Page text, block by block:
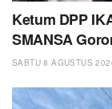
Ketum DPP
SMANSA
SABTU 8 AGUSTUS